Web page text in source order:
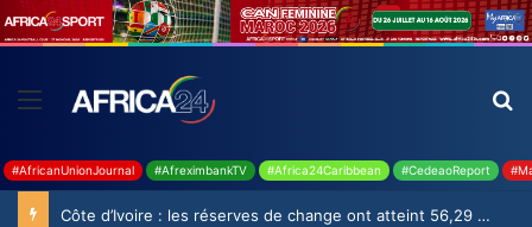
#AfricanUnionJournal #AfreximbankTV #Africa24Caribbean #CedeaoReport
Côte d’Ivoire : les réserves de change ont atteint 56,29 milliards USD en juillet